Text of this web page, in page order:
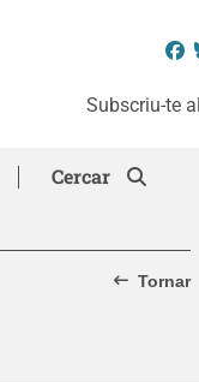
Subscriu-te
Cercar
Tornar